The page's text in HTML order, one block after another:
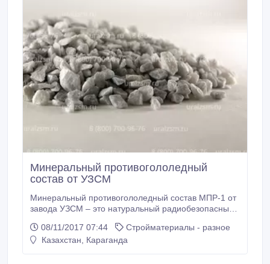
Минеральный противогололедный
состав от УЗСМ
Минеральный противогололедный состав МПР-1 от
завода УЗСМ – это натуральный радиобезопасный
территорий в районах жилых домов и пешеходных
зон..
08/11/2017 07:44
Стройматериалы - разное
Казахстан, Караганда